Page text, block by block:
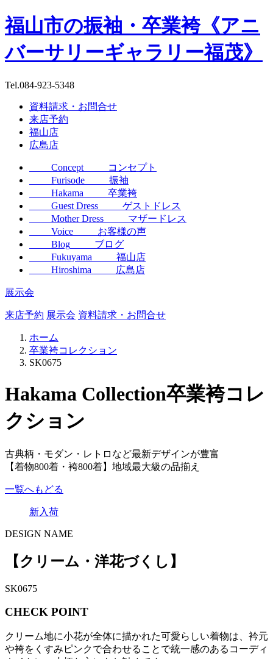
福山市の振袖・卒業袴《アニ
バーサリーギャラリー福茂》
Tel.084-923-5348
資料請求・お問合せ
来店予約
福山店
広島店
Concept
コンセプト
Furisode
振袖
Hakama
卒業袴
Guest Dress
ゲストドレス
Mother Dress
マザードレス
Voice
お客様の声
Blog
ブログ
Fukuyama
福山店
Hiroshima
広島店
展示会
来店予約 展示会 資料請求・お問合せ
ホーム
卒業袴コレクション
SK0675
Hakama Collection卒業袴コレ
クション
古典柄・モダン・レトロなど最新デザインが豊富
【着物800着・袴800着】地域最大級の品揃え
一覧へもどる
新入荷
DESIGN NAME
【クリーム・洋花づくし】
SK0675
CHECK POINT
クリーム地に小花が全体に描かれた可愛らしい着物は、衿元
や袴をくすみピンクで合わせることで統一感のあるコーディ